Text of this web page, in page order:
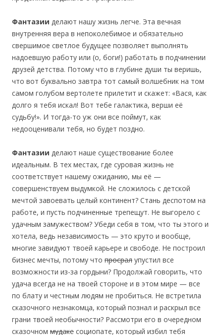
Фантазии делают нашу жизнь легче. Эта вечная
внутренняя вера в непоколебимое и обязательно
свершимое светлое будущее позволяет выполнять
надоевшую работу или (о, боги!) работать в подчинении
друзей детства. Потому что в глубине души ты веришь,
что вот буквально завтра тот самый волшебник на том
самом голубом вертолете прилетит и скажет: «Вася, как
долго я тебя искал! Вот тебе галактика, верши её
судьбу!». И тогда-то уж они все поймут, как
недооценивали тебя, но будет поздно.
Фантазии делают наше существование более
идеальным. В тех местах, где суровая жизнь не
соответствует нашему ожиданию, мы её —
совершенствуем выдумкой. Не сложилось с детской
мечтой завоевать целый континент? Стань деспотом на
работе, и пусть подчиненные трепещут. Не выгорело с
удачным замужеством? Убеди себя в том, что ты этого и
хотела, ведь независимость — это круто и вообще,
многие завидуют твоей карьере и свободе. Не построил
бизнес мечты, потому что просрал упустил все
возможности из-за гордыни? Продолжай говорить, что
удача всегда не на твоей стороне и в этом мире — все
по блату и честным людям не пробиться. Не встретила
сказочного незнакомца, который познал и раскрыл все
грани твоей необычности? Рассмотри его в очередном
сказочном мудаке социопате, который избил тебя